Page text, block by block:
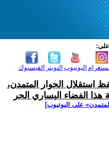
على:
الفيسبوك التويتر اليوتيوب
استقلال الحوار المتمدن،
الفضاء اليساري الحر
على اليوتيوب]